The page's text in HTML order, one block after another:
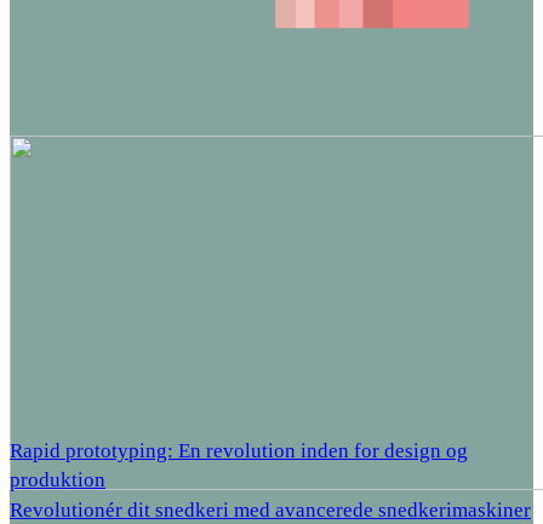
Rapid prototyping: En revolution inden for design og
produktion
Revolutionér dit snedkeri med avancerede snedkerimaskiner